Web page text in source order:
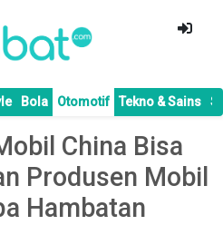
Bola Otomotif Tekno & Sains
China Bisa
Produsen Mobil
Hambatan